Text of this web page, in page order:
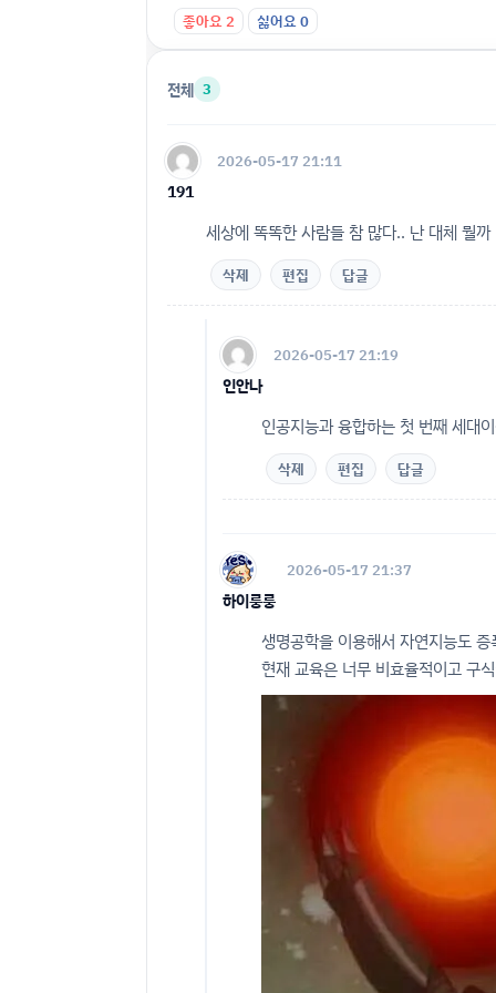
좋아요2 싫어요0
전체 3
191
2026-05-17 21:11
세상에 똑똑한 사람들 참 많다.. 난 대체 뭘까
삭제 편집 답글
인안나
2026-05-17 21:19
인공지능과 융합하는 첫 번째 세대
삭제 편집 답글
하이룽룽
2026-05-17 21:37
생명공학을 이용해서 자연지능도
현재 교육은 너무 비효율적이고 구